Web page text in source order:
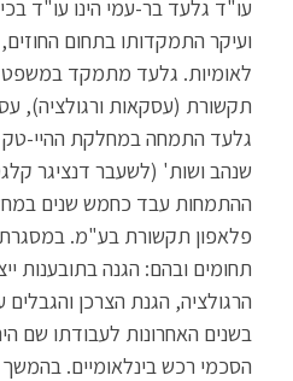
עו"ד גלעד בר-עמי הינו עו"ד
ועיקר התמקדותו בתחום
לאומיות. גלעד מתמקד במשפט
תקשורת (עסקאות ורגולציה),
גלעד התמחה במחלקת ההיי-
שנהב ושות' (לשעבר דנציגר
ההתמחות עבד כחמש שנים
פלאפון תקשורת בע"מ. במסגרת
תחומים ובהם: הגנה בתובענות
הרגולציה, הגנת הצרכן
בשנים האחרונות לעבודתו שם
הסכמי רכש בינלאומיים.